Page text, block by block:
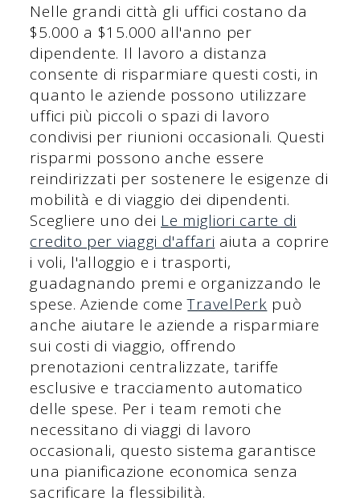
Nelle grandi città gli uffici costano da
$5.000 a $15.000 all'anno per
dipendente. Il lavoro a distanza
consente di risparmiare questi costi, in
quanto le aziende possono utilizzare
uffici più piccoli o spazi di lavoro
condivisi per riunioni occasionali. Questi
risparmi possono anche essere
reindirizzati per sostenere le esigenze di
mobilità e di viaggio dei dipendenti.
Scegliere uno dei Le migliori carte di
credito per viaggi d'affari aiuta a coprire
i voli, l'alloggio e i trasporti,
guadagnando premi e organizzando le
spese. Aziende comeTravelPerk può
anche aiutare le aziende a risparmiare
sui costi di viaggio, offrendo
prenotazioni centralizzate, tariffe
esclusive e tracciamento automatico
delle spese. Per i team remoti che
necessitano di viaggi di lavoro
occasionali, questo sistema garantisce
una pianificazione economica senza
sacrificare la flessibilità.